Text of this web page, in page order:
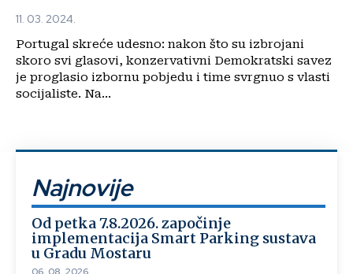
11. 03. 2024.
Portugal skreće udesno: nakon što su izbrojani
skoro svi glasovi, konzervativni Demokratski savez
je proglasio izbornu pobjedu i time svrgnuo s vlasti
socijaliste. Na...
Najnovije
Od petka 7.8.2026. započinje
implementacija Smart Parking sustava
u Gradu Mostaru